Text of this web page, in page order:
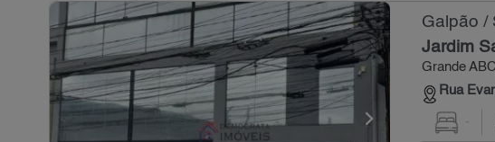
Galpão /
Jardim
Grande
Rua
-